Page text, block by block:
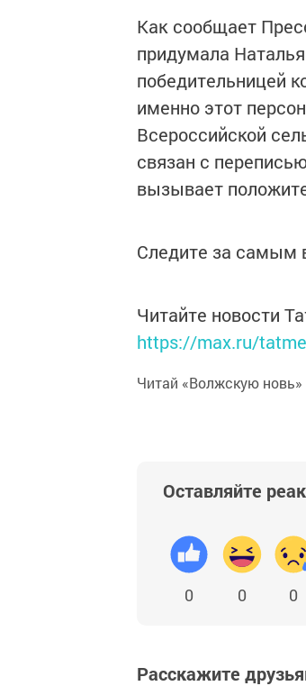
Как сообщает
придумала
победительницей
именно этот
Всероссийской
связан с
вызывает
Следите за самым
Читайте новости
https://max.ru/
Читай «Волжскую новь»
Оставляйте
0 0 0
Расскажите